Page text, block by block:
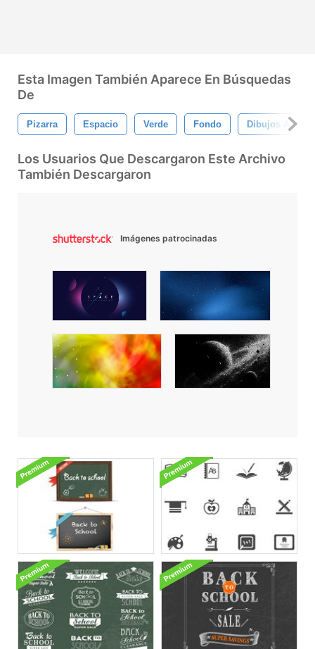
Esta Imagen También Aparece En Búsquedas
De
Pizarra Espacio Verde Fondo Dibujos
Los Usuarios Que Descargaron Este Archivo
También Descargaron
Imágenes patrocinadas